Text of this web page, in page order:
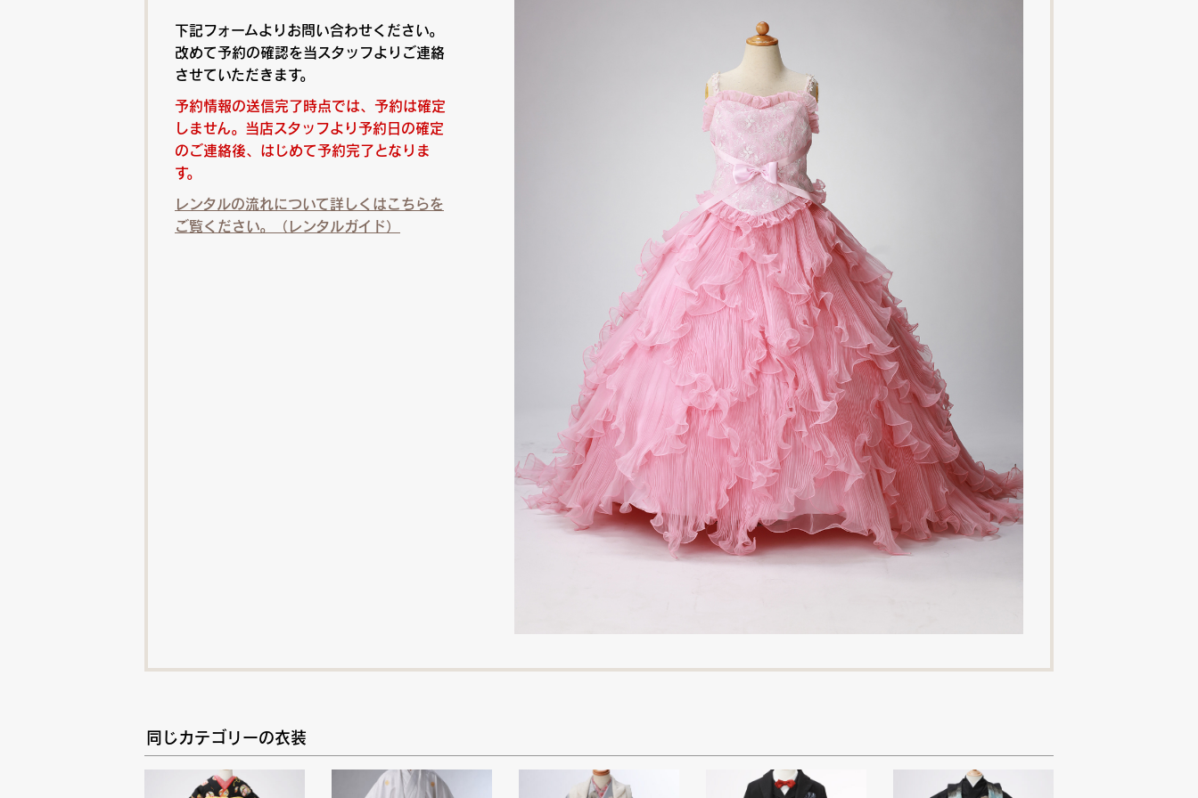
下記フォームよりお問い合わせください。
改めて予約の確認を当スタッフよりご連絡
させていただきます。
予約情報の送信完了時点では、予約は確定
しません。当店スタッフより予約日の確定
のご連絡後、はじめて予約完了となりま
す。
レンタルの流れについて詳しくはこちらを
ご覧ください。（レンタルガイド）
同じカテゴリーの衣装